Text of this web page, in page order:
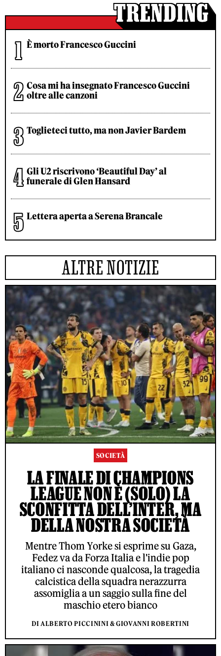
È morto Francesco Guccini
Cosa mi ha insegnato Francesco Guccini
oltre alle canzoni
Toglieteci tutto, ma non Javier Bardem
Gli U2 riscrivono ‘Beautiful Day’ al
funerale di Glen Hansard
Lettera aperta a Serena Brancale
ALTRE NOTIZIE
SOCIETÀ
LA FINALE DI CHAMPIONS
LEAGUE NON È (SOLO) LA
SCONFITTA DELL’INTER, MA
DELLA NOSTRA SOCIETÀ
Mentre Thom Yorke si esprime su Gaza,
Fedez va da Forza Italia e l'indie pop
italiano ci nasconde qualcosa, la tragedia
calcistica della squadra nerazzurra
assomiglia a un saggio sulla fine del
maschio etero bianco
DI ALBERTO PICCININI & GIOVANNI ROBERTINI